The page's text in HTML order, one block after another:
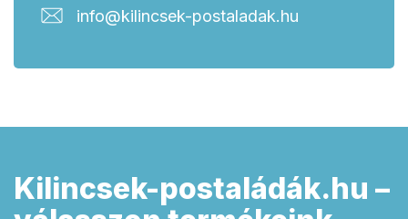
info@kilincsek-postaladak.hu
Kilincsek-postaládák.hu –